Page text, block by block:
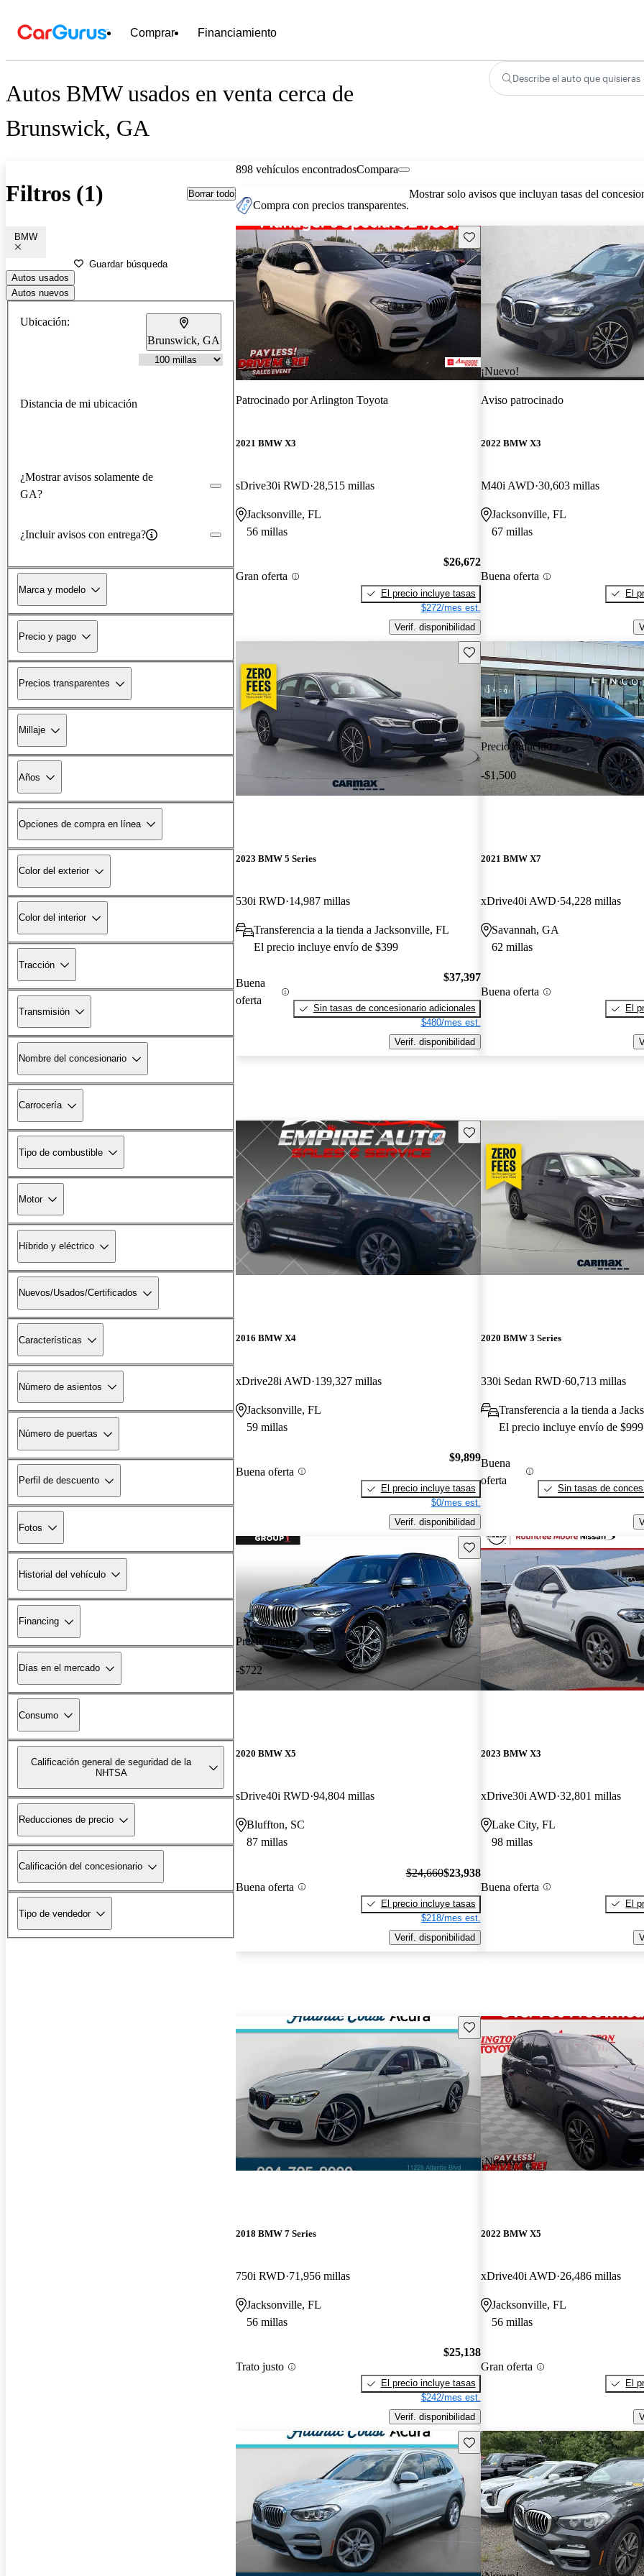
Comprar Financiamiento
Autos BMW usados en venta cerca de
Brunswick, GA
Describe el auto que quisieras
Filtros (1) Borrar todo
BMW
Guardar búsqueda
Autos usados
Autos nuevos
Ubicación:
Brunswick, GA
Distancia de mi ubicación
¿Mostrar avisos solamente de
GA?
¿Incluir avisos con entrega?
Marca y modelo
Precio y pago
Precios transparentes
Millaje
Años
Opciones de compra en línea
Color del exterior
Color del interior
Tracción
Transmisión
Nombre del concesionario
Carrocería
Tipo de combustible
Motor
Híbrido y eléctrico
Nuevos/Usados/Certificados
Características
Número de asientos
Número de puertas
Perfil de descuento
Fotos
Historial del vehículo
Financing
Días en el mercado
Consumo
Calificación general de seguridad de la
NHTSA
Reducciones de precio
Calificación del concesionario
Tipo de vendedor
898 vehículos encontradosCompara
Compra con precios transparentes.
Mostrar solo avisos que incluyan tasas del
Guarda este Aviso
Patrocinado porArlington Toyota
2021 BMW X3
sDrive30i RWD 28,515 millas
Jacksonville, FL
56 millas
Gran oferta
$26,672
El precio incluye tasas
$272/mes est.
Verif. disponibilidad
¡Nuevo!
Aviso patrocinado
2022 BMW X3
M40i AWD 30,603 millas
Jacksonville, FL
67 millas
Buena oferta
El
Guarda este Aviso
2023 BMW 5 Series
530i RWD 14,987 millas
Transferencia a la tienda a Jacksonville, FL
El precio incluye envío de $399
Buena
oferta
$37,397
Sin tasas de concesionario adicionales
$480/mes est.
Verif. disponibilidad
Precio reducido
-$1,500
2021 BMW X7
xDrive40i AWD 54,228 millas
Savannah, GA
62 millas
Buena oferta
El
Guarda este Aviso
2016 BMW X4
xDrive28i AWD 139,327 millas
Jacksonville, FL
59 millas
Buena oferta
$9,899
El precio incluye tasas
$0/mes est.
Verif. disponibilidad
2020 BMW 3 Series
330i Sedan RWD 60,713 millas
Transferencia a la tienda a
El precio incluye envío de $999
Buena
oferta
Sin tasas de
Precio reducido
-$722
Guarda este Aviso
2020 BMW X5
sDrive40i RWD 94,804 millas
Bluffton, SC
87 millas
Buena oferta
$24,660$23,938
El precio incluye tasas
$218/mes est.
Verif. disponibilidad
2023 BMW X3
xDrive30i AWD 32,801 millas
Lake City, FL
98 millas
Buena oferta
El
Guarda este Aviso
2018 BMW 7 Series
750i RWD 71,956 millas
Jacksonville, FL
56 millas
Trato justo
$25,138
El precio incluye tasas
$242/mes est.
Verif. disponibilidad
¡Nuevo!
2022 BMW X5
xDrive40i AWD 26,486 millas
Jacksonville, FL
56 millas
Gran oferta
El
Guarda este Aviso